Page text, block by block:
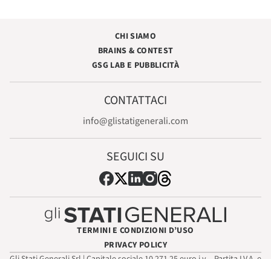
CHI SIAMO
BRAINS & CONTEST
GSG LAB E PUBBLICITÀ
CONTATTACI
info@glistatigenerali.com
SEGUICI SU
TERMINI E CONDIZIONI D’USO
PRIVACY POLICY